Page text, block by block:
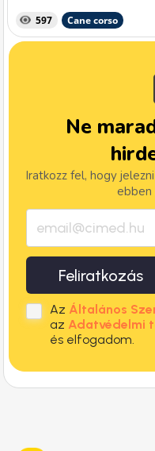
597 Cane corso
Ne
Iratkozz fel, hogy
ebben
Feliratkozás
Az Általános
az Adatvédelmi
és elfogadom.